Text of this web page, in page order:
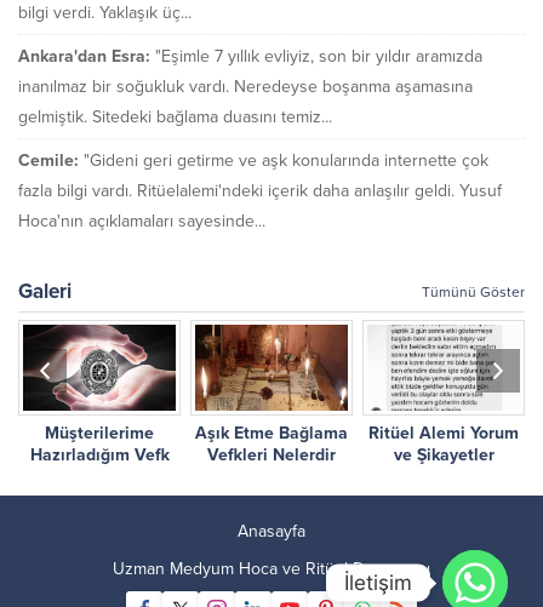
bilgi verdi. Yaklaşık üç...
Ankara'dan Esra: "Eşimle 7 yıllık evliyiz, son bir yıldır aramızda
inanılmaz bir soğukluk vardı. Neredeyse boşanma aşamasına
gelmiştik. Sitedeki bağlama duasını temiz...
Cemile: "Gideni geri getirme ve aşk konularında internette çok
fazla bilgi vardı. Ritüelalemi'ndeki içerik daha anlaşılır geldi. Yusuf
Hoca'nın açıklamaları sayesinde...
Galeri Tümünü Göster
Müşterilerime
Hazırladığım Vefk
Aşık Etme Bağlama
Vefkleri Nelerdir
Ritüel Alemi Yorum
ve Şikayetler
Anasayfa
Uzman Medyum Hoca ve Ritüel Danışmanı
İletişim